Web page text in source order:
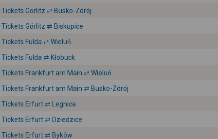
Tickets Görlitz ⇄ Busko-Zdrój
Tickets Görlitz ⇄ Biskupice
Tickets Fulda ⇄ Wieluń
Tickets Fulda ⇄ Kłobuck
Tickets Frankfurt am Main ⇄ Wieluń
Tickets Frankfurt am Main ⇄ Busko-Zdrój
Tickets Erfurt ⇄ Legnica
Tickets Erfurt ⇄ Dziedzice
Tickets Erfurt ⇄ Byków